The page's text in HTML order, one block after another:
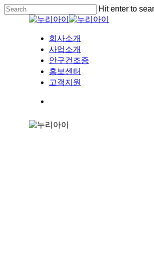
Skip
to
Hit enter to
Menu
회사소개
사업소개
안구건조증
홍보센터
고객지원